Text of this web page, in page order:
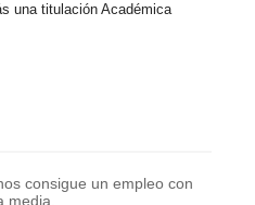
una titulación Académica
consigue un empleo con
media.